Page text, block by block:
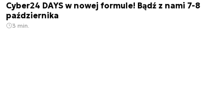
Cyber24 DAYS w nowej formule! Bądź z nami 7-8
października
3 min.